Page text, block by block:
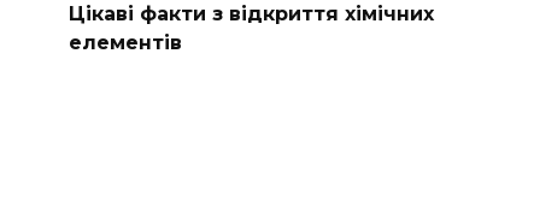
Цікаві факти з відкриття хімічних
елементів